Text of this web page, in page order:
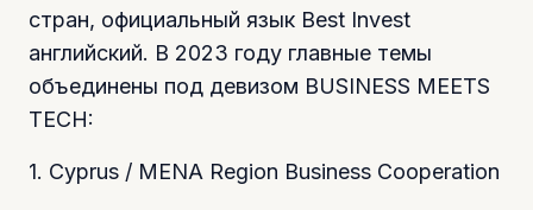
стран, официальный язык Best Invest
английский. В 2023 году главные темы
объединены под девизом BUSINESS MEETS
TECH:
1. Cyprus / MENA Region Business Cooperation